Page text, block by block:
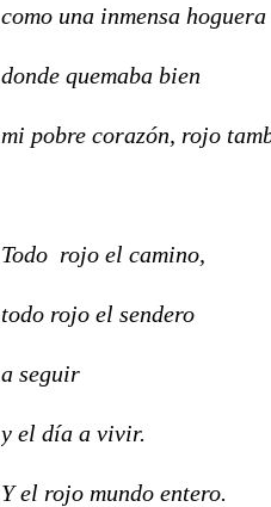
como una inmensa hoguera
donde quemaba bien
mi pobre corazón, rojo
Todo rojo el camino,
todo rojo el sendero
a seguir
y el día a vivir.
Y el rojo mundo entero.